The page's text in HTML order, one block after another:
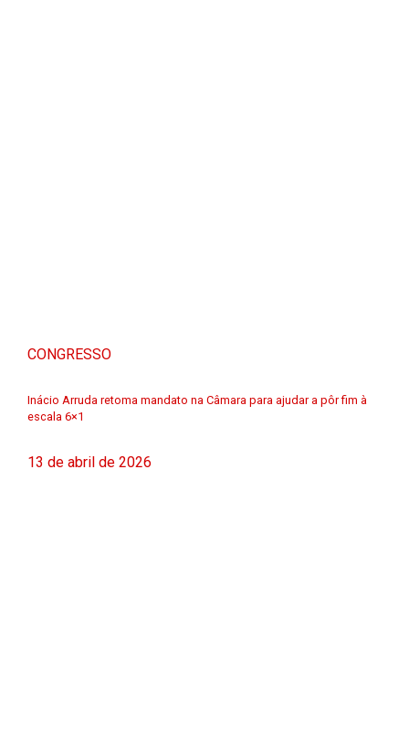
CONGRESSO
Inácio Arruda retoma mandato na Câmara para ajudar a pôr fim à
escala 6×1
13 de abril de 2026